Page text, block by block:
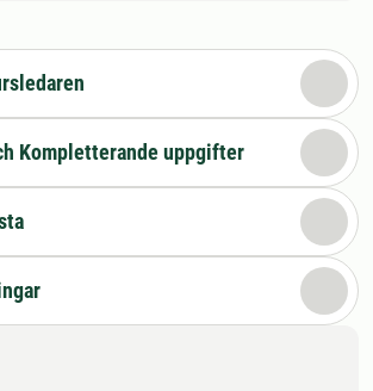
Kompletterande uppgifter